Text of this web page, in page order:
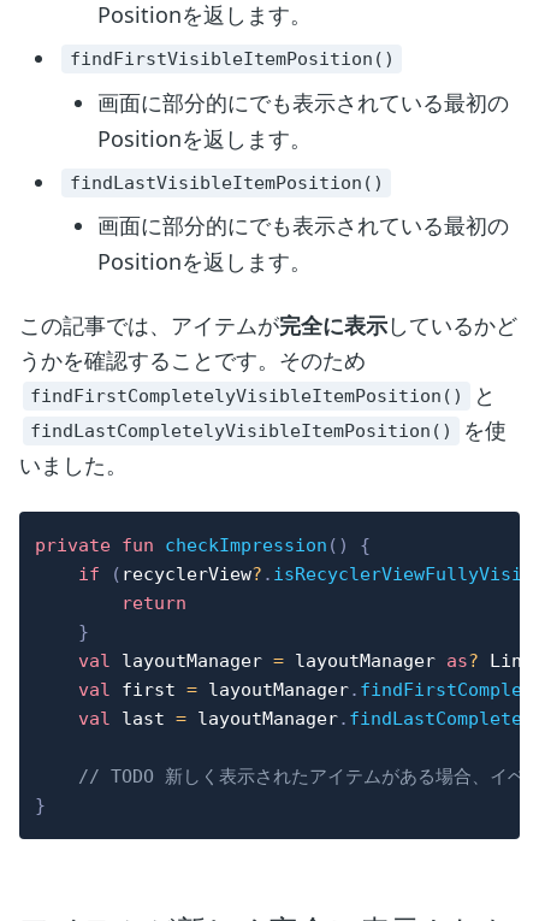
Positionを返します。
findFirstVisibleItemPosition()
画面に部分的にでも表示されている最初の
Positionを返します。
findLastVisibleItemPosition()
画面に部分的にでも表示されている最初の
Positionを返します。
この記事では、アイテムが完全に表示しているかど
うかを確認することです。そのため
findFirstCompletelyVisibleItemPosition() と
findLastCompletelyVisibleItemPosition()
を使
いました。
private fun checkImpression ( )
{
if
( recyclerView? .
return
}
val layoutManager = layoutManager as?
val first = layoutManager.
val last = layoutManager.
// TODO 新しく表示されたアイテムがある場合、イベ
}